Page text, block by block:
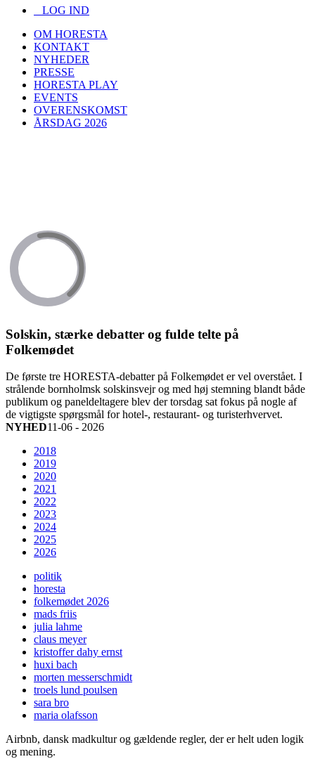
LOG IND
OM HORESTA
KONTAKT
NYHEDER
PRESSE
HORESTA PLAY
EVENTS
OVERENSKOMST
ÅRSDAG 2026
Solskin, stærke debatter og fulde telte på
Folkemødet
De første tre HORESTA-debatter på Folkemødet er vel overstået. I
strålende bornholmsk solskinsvejr og med høj stemning blandt både
publikum og paneldeltagere blev der torsdag sat fokus på nogle af
de vigtigste spørgsmål for hotel-, restaurant- og turisterhvervet.
NYHED11-06 - 2026
2018
2019
2020
2021
2022
2023
2024
2025
2026
politik
horesta
folkemødet 2026
mads friis
julia lahme
claus meyer
kristoffer dahy ernst
huxi bach
morten messerschmidt
troels lund poulsen
sara bro
maria olafsson
Airbnb, dansk madkultur og gældende regler, der er helt uden logik
og mening.